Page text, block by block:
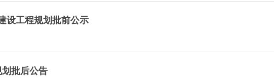
设工程规划批前公示
批后公告